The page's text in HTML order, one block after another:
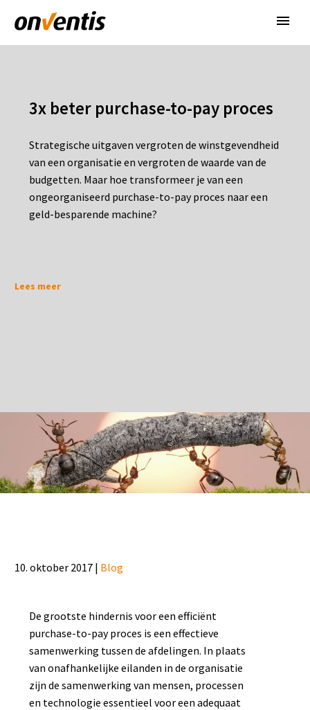
3x beter purchase-to-pay proces
Strategische uitgaven vergroten de winstgevendheid
van een organisatie en vergroten de waarde van de
budgetten. Maar hoe transformeer je van een
ongeorganiseerd purchase-to-pay proces naar een
geld-besparende machine?
Lees meer
10. oktober 2017 | Blog
De grootste hindernis voor een efficiënt
purchase-to-pay proces is een effectieve
samenwerking tussen de afdelingen. In plaats
van onafhankelijke eilanden in de organisatie
zijn de samenwerking van mensen, processen
en technologie essentieel voor een adequaat